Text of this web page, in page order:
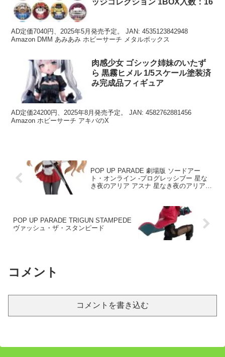
ッジコレクション 1BOX入数：16
AD定価7040円、2025年5月発売予定。 JAN: 4535123842948
Amazon DMM あみあみ ホビーサーチ メタルボックス
肉感少女 ゴシック姉妹のいたず
ら 黒霧ヒメル 1/5スケール塗装済
み完成品フィギュア
AD定価24200円、2025年8月発売予定。 JAN: 4582762881456
Amazon ホビーサーチ アキバのX
POP UP PARADE 劇場版 ソードアー
ト・オンライン -プログレッシブー 星な
き夜のアリア アスナ 星なき夜のアリア
POP UP PARADE TRIGUN STAMPEDE
ヴァッシュ・ザ・スタンピード
コメント
コメントを書き込む